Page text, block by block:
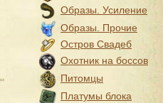
Образы. Усиление
Образы. Прочие
Остров Свадеб
Охотник на боссов
Питомцы
Платумы блока